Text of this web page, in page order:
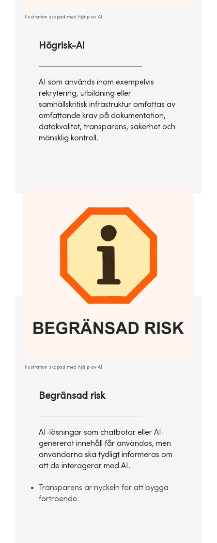
Högrisk-AI
AI som används inom exempelvis
rekrytering, utbildning eller
samhällskritisk infrastruktur omfattas av
omfattande krav på dokumentation,
datakvalitet, transparens, säkerhet och
mänsklig kontroll.
Illustration skapad med hjälp av AI.
Begränsad risk
AI-lösningar som chatbotar eller AI-
genererat innehåll får användas, men
användarna ska tydligt informeras om
att de interagerar med AI.
Transparens är nyckeln för att bygga
förtroende.
Illustration skapad med hjälp av AI.